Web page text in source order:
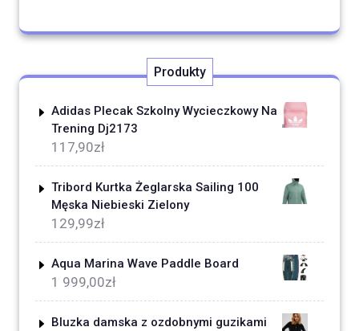
Produkty
Adidas Plecak Szkolny Wycieczkowy Na
Trening Dj2173
117,90zł
Tribord Kurtka Żeglarska Sailing 100
Męska Niebieski Zielony
129,99zł
Aqua Marina Wave Paddle Board
1 999,00zł
Bluzka damska z ozdobnymi guzikami